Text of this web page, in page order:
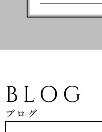
BLOG
ブログ